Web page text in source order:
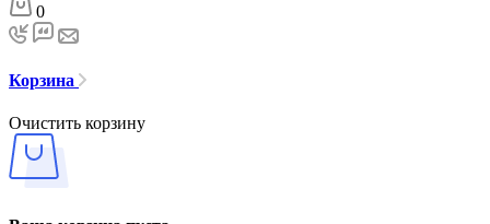
0
Корзина
Очистить корзину